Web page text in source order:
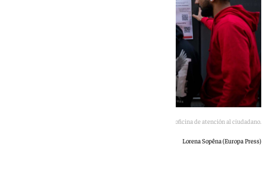
Varias personas hacen cola en una oficina de atención al ciudadano.
Lorena Sopêna (Europa Press)